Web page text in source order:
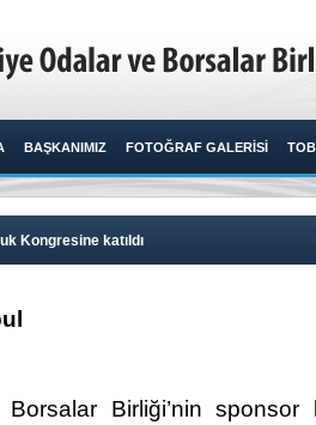
BAŞKANIMIZ FOTOĞRAF GALERİSİ
Kongresine katıldı
Birliği’nin sponsor